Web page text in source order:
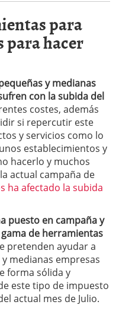
para
para hacer
y medianas
con la subida del
costes, además
si repercutir este
y servicios como lo
establecimientos y
hacerlo y muchos
actual campaña de
ha afectado la subida
puesto en campaña y
de herramientas
pretenden ayudar a
medianas empresas
forma sólida y
este tipo de impuesto
actual mes de Julio.